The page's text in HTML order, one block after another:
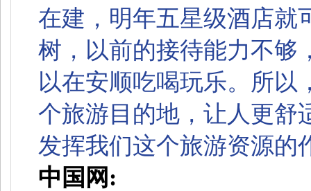
在建，明年五星级酒店就
树，以前的接待能力不够
以在安顺吃喝玩乐。所以
个旅游目的地，让人更舒
发挥我们这个旅游资源的
中国网: